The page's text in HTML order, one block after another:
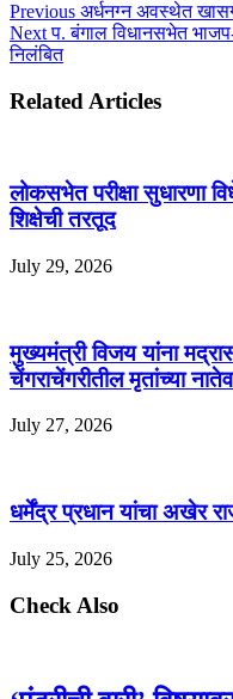
Previous अर्धनग्न अवस्थेत
Nextप. बंगाल विधानसभेत
निलंबित
Related Articles
लोकसभेत परीक्षा
शिक्षेची तरतूद
July 29, 2026
मुख्यमंत्री विजय यांना
चेंगराचेंगरीतील मृतांच्या
July 27, 2026
धर्मेंद्र प्रधान यांचा अखेर
July 25, 2026
Check Also